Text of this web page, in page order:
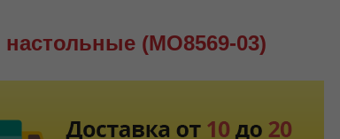
(MO8569-03)